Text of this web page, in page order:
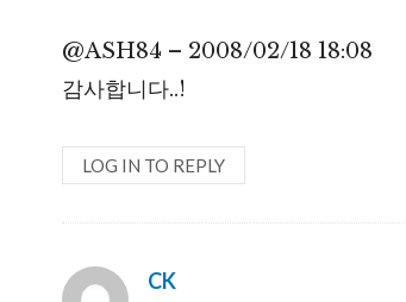
@ASH84 – 2008/02/18 18:08
감사합니다..!
LOG IN TO REPLY
CK